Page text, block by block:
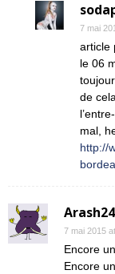
7 mai
article
le 06
de
mal,
http://
Arash24
7 mai 2015
Encore
Encore